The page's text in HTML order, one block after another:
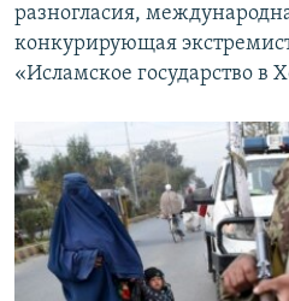
разногласия,
конкурирующая
«Исламское государство в